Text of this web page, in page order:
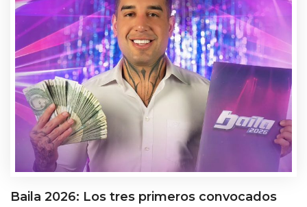
Baila 2026: Los tres primeros convocados